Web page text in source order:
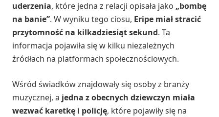
uderzenia, które jedna z relacji opisała jako „bombę
na banie”. W wyniku tego ciosu, Eripe miał stracić
przytomność na kilkadziesiąt sekund. Ta
informacja pojawiła się w kilku niezależnych
źródłach na platformach społecznościowych.
Wśród świadków znajdowały się osoby z branży
muzycznej, a jedna z obecnych dziewczyn miała
wezwać karetkę i policję, które pojawiły się na